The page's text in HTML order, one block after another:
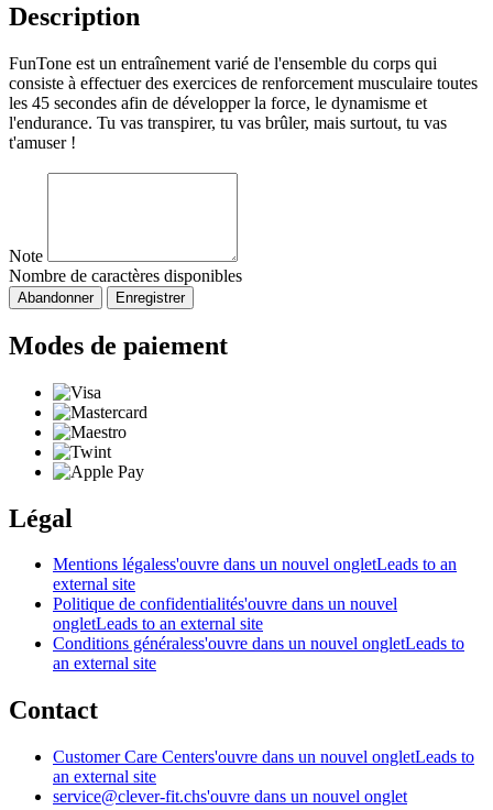
Description
FunTone est un entraînement varié de l'ensemble du corps qui
consiste à effectuer des exercices de renforcement musculaire toutes
les 45 secondes afin de développer la force, le dynamisme et
l'endurance. Tu vas transpirer, tu vas brûler, mais surtout, tu vas
t'amuser !
Note
Nombre de caractères disponibles
Abandonner Enregistrer
Modes de paiement
Légal
Mentions légaless'ouvre dans un nouvel ongletLeads to an
external site
Politique de confidentialités'ouvre dans un nouvel
ongletLeads to an external site
Conditions généraless'ouvre dans un nouvel ongletLeads to
an external site
Contact
Customer Care Centers'ouvre dans un nouvel ongletLeads to
an external site
service@clever-fit.chs'ouvre dans un nouvel onglet